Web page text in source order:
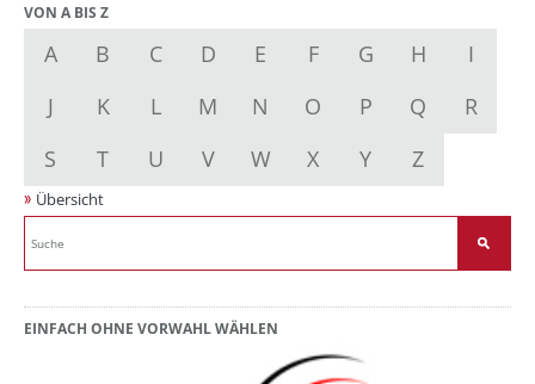
VON A BIS Z
A B C D E F G H
I
J
K L M N O P Q
R
S
T U V W X Y Z
Übersicht
EINFACH OHNE VORWAHL WÄHLEN